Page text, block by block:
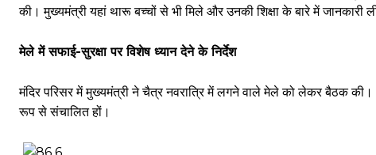
की। मुख्यमंत्री यहां थारू बच्चों से भी मिले और उनकी शिक्षा के बारे में जानकारी
मेले में सफाई-सुरक्षा पर विशेष ध्यान देने के निर्देश
मंदिर परिसर में मुख्यमंत्री ने चैत्र नवरात्रि में लगने वाले मेले को लेकर बैठक की।
रूप से संचालित हों।